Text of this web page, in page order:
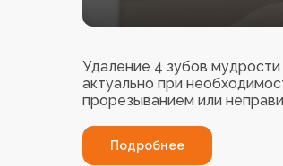
Удаление 4 зубов
актуально при
прорезыванием или
Подробнее